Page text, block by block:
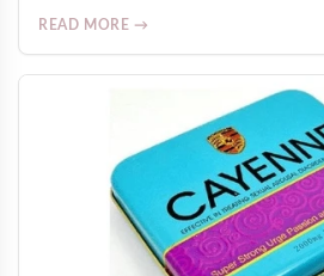
READ MORE →